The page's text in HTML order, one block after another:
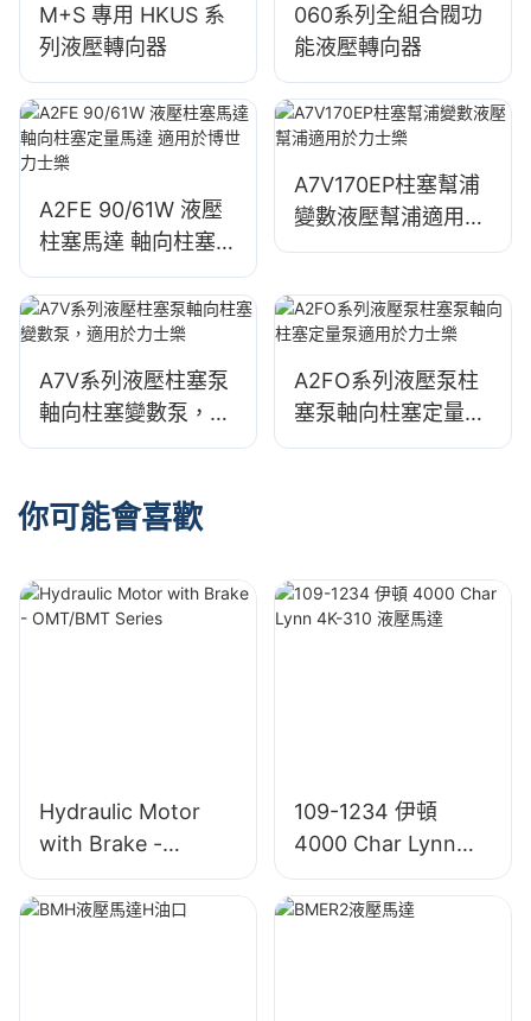
M+S 專用 HKUS 系
列液壓轉向器
060系列全組合閥功
能液壓轉向器
A2FE 90/61W 液壓
柱塞馬達 軸向柱塞定
量馬達 適用於博世力
士樂
A7V170EP柱塞幫浦
變數液壓幫浦適用於
力士樂
A7V系列液壓柱塞泵
軸向柱塞變數泵，適
用於力士樂
A2FO系列液壓泵柱
塞泵軸向柱塞定量泵
適用於力士樂
你可能會喜歡
Hydraulic Motor
with Brake -
OMT/BMT Series
109-1234 伊頓
4000 Char Lynn
4K-310 液壓馬達